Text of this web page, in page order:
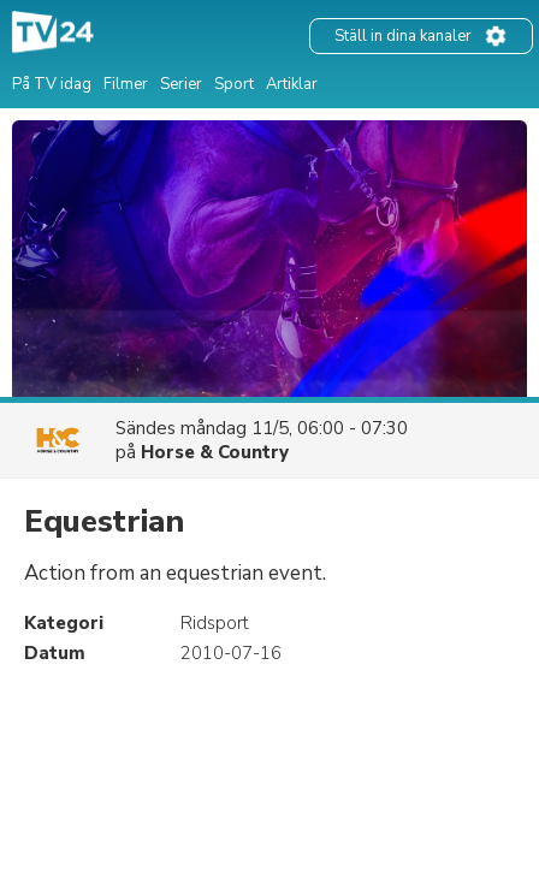
På TV idag Filmer Serier Sport Artiklar
Ställ in dina kanaler
Sändes måndag 11/5, 06:00 - 07:30
på Horse & Country
Equestrian
Action from an equestrian event.
Kategori
Ridsport
Datum
2010-07-16